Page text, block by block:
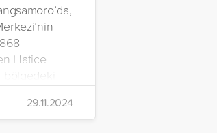
Hatice
ibadet
bir eğitim
29.11.2024